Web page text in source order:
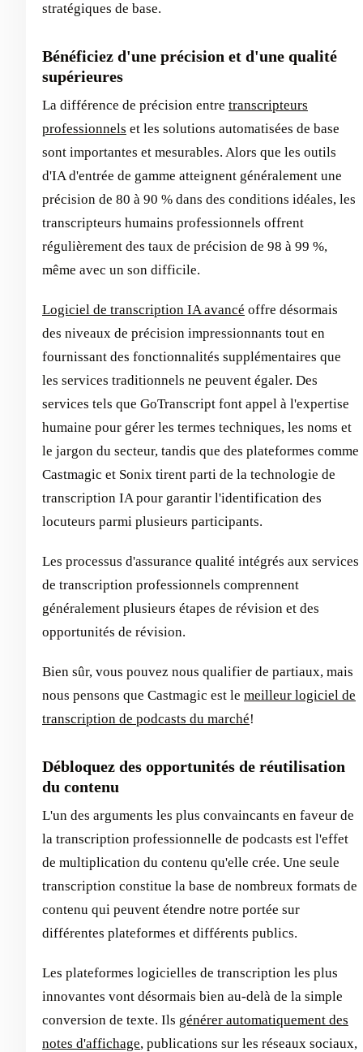
stratégiques de base.
Bénéficiez d'une précision et d'une qualité
supérieures
La différence de précision entre transcripteurs
professionnels et les solutions automatisées de base
sont importantes et mesurables. Alors que les outils
d'IA d'entrée de gamme atteignent généralement une
précision de 80 à 90 % dans des conditions idéales, les
transcripteurs humains professionnels offrent
régulièrement des taux de précision de 98 à 99 %,
même avec un son difficile.
Logiciel de transcription IA avancé offre désormais
des niveaux de précision impressionnants tout en
fournissant des fonctionnalités supplémentaires que
les services traditionnels ne peuvent égaler. Des
services tels que GoTranscript font appel à l'expertise
humaine pour gérer les termes techniques, les noms et
le jargon du secteur, tandis que des plateformes comme
Castmagic et Sonix tirent parti de la technologie de
transcription IA pour garantir l'identification des
locuteurs parmi plusieurs participants.
Les processus d'assurance qualité intégrés aux services
de transcription professionnels comprennent
généralement plusieurs étapes de révision et des
opportunités de révision.
Bien sûr, vous pouvez nous qualifier de partiaux, mais
nous pensons que Castmagic est le meilleur logiciel de
transcription de podcasts du marché!
Débloquez des opportunités de réutilisation
du contenu
L'un des arguments les plus convaincants en faveur de
la transcription professionnelle de podcasts est l'effet
de multiplication du contenu qu'elle crée. Une seule
transcription constitue la base de nombreux formats de
contenu qui peuvent étendre notre portée sur
différentes plateformes et différents publics.
Les plateformes logicielles de transcription les plus
innovantes vont désormais bien au-delà de la simple
conversion de texte. Ils générer automatiquement des
notes d'affichage, publications sur les réseaux sociaux,